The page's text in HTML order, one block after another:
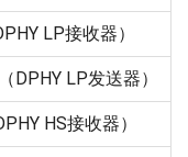
LP接收器）
LP发送器）
HS接收器）